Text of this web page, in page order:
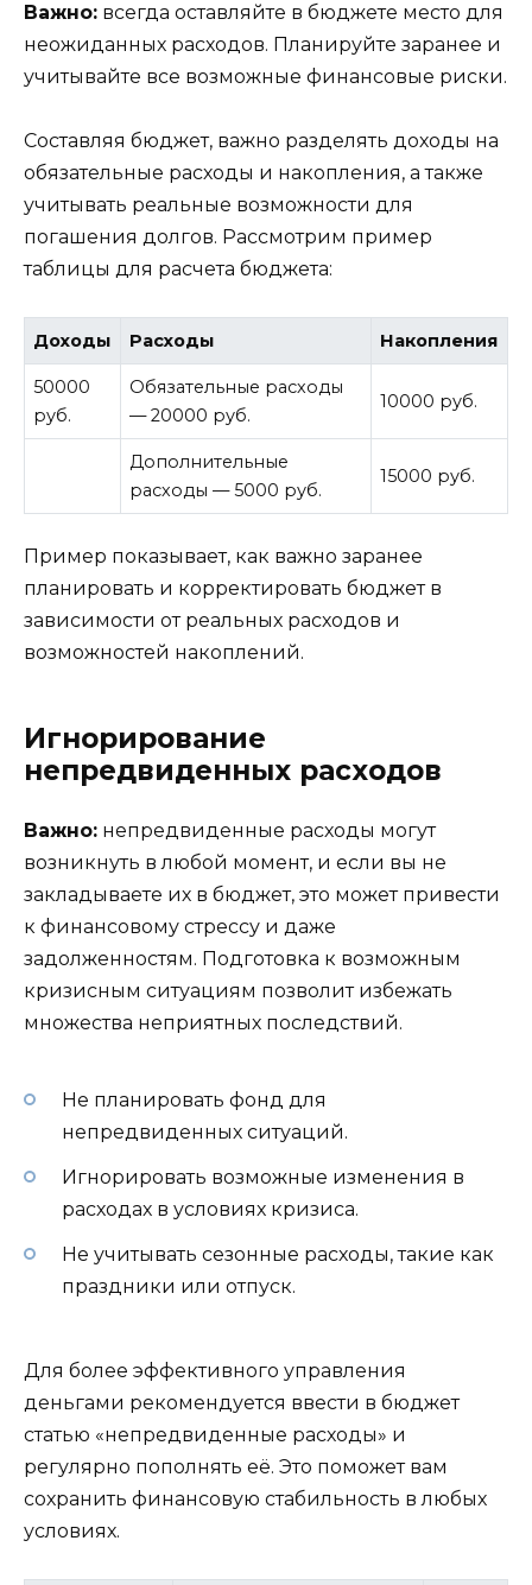
Важно: всегда оставляйте в бюджете место для
неожиданных расходов. Планируйте заранее и
учитывайте все возможные финансовые риски.
Составляя бюджет, важно разделять доходы на
обязательные расходы и накопления, а также
учитывать реальные возможности для
погашения долгов. Рассмотрим пример
таблицы для расчета бюджета:
Доходы Расходы Накопления
50000
руб.
Обязательные расходы
— 20000 руб.
10000 руб.
Дополнительные
расходы — 5000 руб.
15000 руб.
Пример показывает, как важно заранее
планировать и корректировать бюджет в
зависимости от реальных расходов и
возможностей накоплений.
Игнорирование
непредвиденных расходов
Важно: непредвиденные расходы могут
возникнуть в любой момент, и если вы не
закладываете их в бюджет, это может привести
к финансовому стрессу и даже
задолженностям. Подготовка к возможным
кризисным ситуациям позволит избежать
множества неприятных последствий.
Не планировать фонд для
непредвиденных ситуаций.
Игнорировать возможные изменения в
расходах в условиях кризиса.
Не учитывать сезонные расходы, такие как
праздники или отпуск.
Для более эффективного управления
деньгами рекомендуется ввести в бюджет
статью «непредвиденные расходы» и
регулярно пополнять её. Это поможет вам
сохранить финансовую стабильность в любых
условиях.